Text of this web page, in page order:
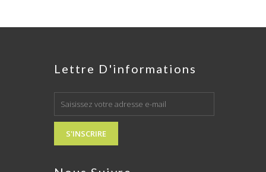
Lettre D'informations
S'INSCRIRE